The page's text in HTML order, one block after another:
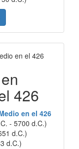
426
en el 426
- 5700 d.C.)
d.C.)
d.C.)